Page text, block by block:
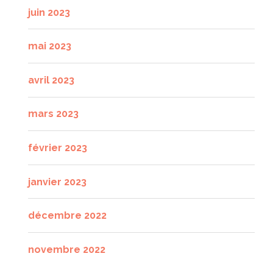
juin 2023
mai 2023
avril 2023
mars 2023
février 2023
janvier 2023
décembre 2022
novembre 2022